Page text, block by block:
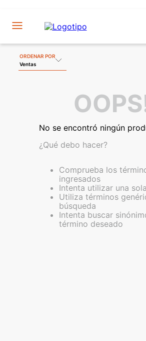
ORDENAR POR
Ventas
No se encontró ningún
¿Qué debo hacer?
Comprueba los
ingresados
Intenta utilizar una
Utiliza términos
búsqueda
Intenta buscar
término deseado